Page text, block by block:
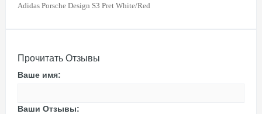
Adidas Porsche Design S3 Pret White/Red
Прочитать Отзывы
Ваше имя:
Ваши Отзывы: